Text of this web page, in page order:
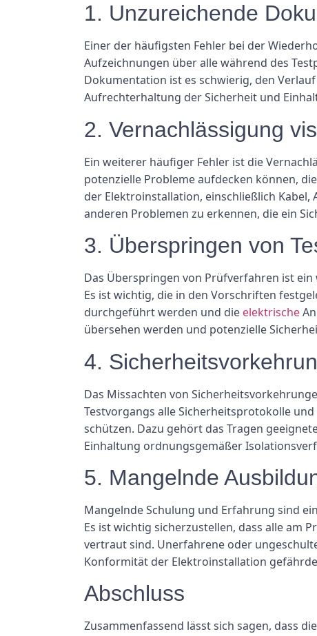
1. Unzureichende
Einer der häufigsten Fehler bei der
Aufzeichnungen über alle während des
Dokumentation ist es schwierig, den
Aufrechterhaltung der Sicherheit und
2. Vernachlässigung
Ein weiterer häufiger Fehler ist die
potenzielle Probleme aufdecken können,
der Elektroinstallation, einschließlich
anderen Problemen zu erkennen, die ein
3. Überspringen von
Das Überspringen von Prüfverfahren ist
Es ist wichtig, die in den Vorschriften
durchgeführt werden und die elektrische
übersehen werden und potenzielle
4.
Das Missachten von
Testvorgangs alle Sicherheitsprotokolle
schützen. Dazu gehört das Tragen
Einhaltung ordnungsgemäßer
5. Mangelnde
Mangelnde Schulung und Erfahrung sind
Es ist wichtig sicherzustellen, dass alle am
vertraut sind. Unerfahrene oder
Konformität der Elektroinstallation
Abschluss
Zusammenfassend lässt sich sagen, dass